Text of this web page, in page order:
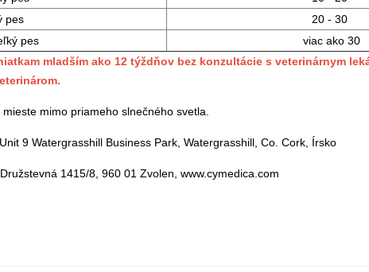
pes
20 - 30
pes
viac ako 30
mladším ako 12 týždňov bez konzultácie s veterinárnym
mimo priameho slnečného svetla.
9 Watergrasshill Business Park, Watergrasshill, Co. Cork, Írsko
1415/8, 960 01 Zvolen, www.cymedica.com